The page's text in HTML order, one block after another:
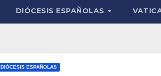
DIÓCESIS ESPAÑOLAS
DIÓCESIS ESPAÑOLAS